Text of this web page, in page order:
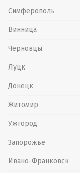
Симферополь
Винница
Черновцы
Луцк
Донецк
Житомир
Ужгород
Запорожье
Ивано-Франковск